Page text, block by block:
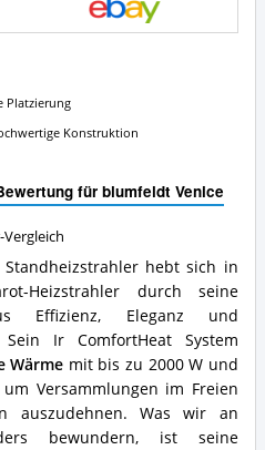
für blumfeldt Venice
hebt sich in
Heizstrahler durch seine
Effizienz, Eleganz und
Ir ComfortHeat System
Wärme mit bis zu 2000 W und
Versammlungen im Freien
auszudehnen. Was wir an
bewundern, ist seine
Platzierung
Konstruktion